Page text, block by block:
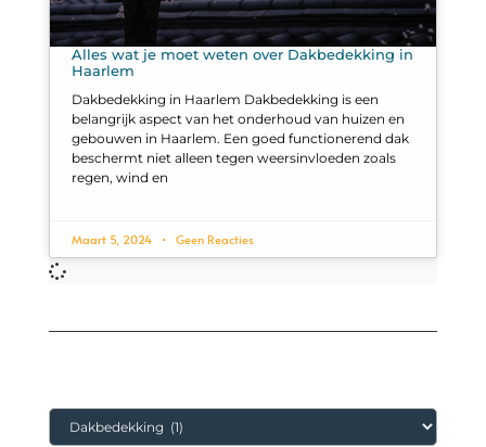
Alles wat je moet weten over Dakbedekking in
Haarlem
Dakbedekking in Haarlem Dakbedekking is een
belangrijk aspect van het onderhoud van huizen en
gebouwen in Haarlem. Een goed functionerend dak
beschermt niet alleen tegen weersinvloeden zoals
regen, wind en
Maart 5, 2024 Geen Reacties